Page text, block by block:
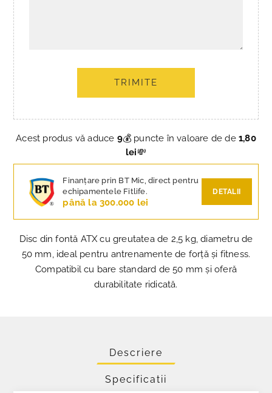
TRIMITE
Acest produs vă aduce 9💰 puncte în valoare de de 1,80
lei💸
Finanțare prin BT Mic, direct pentru
echipamentele Fitlife.
până la 300.000 lei
DETALII
Disc din fontă ATX cu greutatea de 2,5 kg, diametru de
50 mm, ideal pentru antrenamente de forță și fitness.
Compatibil cu bare standard de 50 mm și oferă
durabilitate ridicată.
Descriere
Specificatii